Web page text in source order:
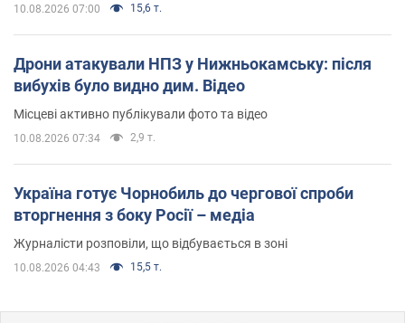
10.08.2026 07:00 15,6 т.
Дрони атакували НПЗ у Нижньокамську: після
вибухів було видно дим. Відео
Місцеві активно публікували фото та відео
10.08.2026 07:34 2,9 т.
Україна готує Чорнобиль до чергової спроби
вторгнення з боку Росії – медіа
Журналісти розповіли, що відбувається в зоні
10.08.2026 04:43 15,5 т.